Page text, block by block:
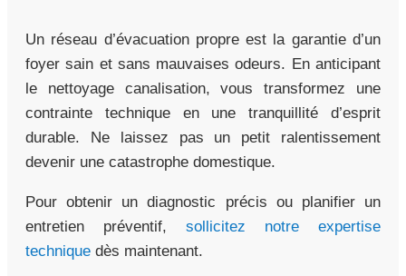
Un réseau d’évacuation propre est la garantie d’un
foyer sain et sans mauvaises odeurs. En anticipant
le nettoyage canalisation, vous transformez une
contrainte technique en une tranquillité d’esprit
durable. Ne laissez pas un petit ralentissement
devenir une catastrophe domestique.
Pour obtenir un diagnostic précis ou planifier un
entretien préventif, sollicitez notre expertise
technique dès maintenant.